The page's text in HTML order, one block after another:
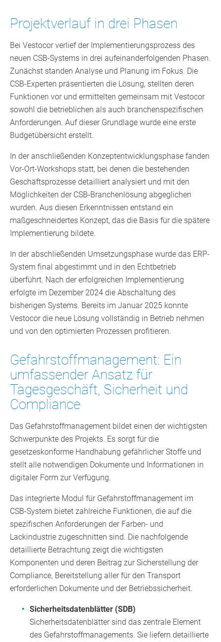
Projektverlauf in drei Phasen
Bei Vestocor verlief der Implementierungsprozess des
neuen CSB-Systems in drei aufeinanderfolgenden Phasen.
Zunächst standen Analyse und Planung im Fokus. Die
CSB-Experten präsentierten die Lösung, stellten deren
Funktionen vor und ermittelten gemeinsam mit Vestocor
sowohl die betrieblichen als auch branchenspezifischen
Anforderungen. Auf dieser Grundlage wurde eine erste
Budgetübersicht erstellt.
In der anschließenden Konzeptentwicklungsphase fanden
Vor-Ort-Workshops statt, bei denen die bestehenden
Geschäftsprozesse detailliert analysiert und mit den
Möglichkeiten der CSB-Branchenlösung abgeglichen
wurden. Aus diesen Erkenntnissen entstand ein
maßgeschneidertes Konzept, das die Basis für die spätere
Implementierung bildete.
In der abschließenden Umsetzungsphase wurde das ERP-
System final abgestimmt und in den Echtbetrieb
überführt. Nach der erfolgreichen Implementierung
erfolgte im Dezember 2024 die Abschaltung des
bisherigen Systems. Bereits im Januar 2025 konnte
Vestocor die neue Lösung vollständig in Betrieb nehmen
und von den optimierten Prozessen profitieren.
Gefahrstoffmanagement: Ein
umfassender Ansatz für
Tagesgeschäft, Sicherheit und
Compliance
Das Gefahrstoffmanagement bildet einen der wichtigsten
Schwerpunkte des Projekts. Es sorgt für die
gesetzeskonforme Handhabung gefährlicher Stoffe und
stellt alle notwendigen Dokumente und Informationen in
digitaler Form zur Verfügung.
Das integrierte Modul für Gefahrstoffmanagement im
CSB-System bietet zahlreiche Funktionen, die auf die
spezifischen Anforderungen der Farben- und
Lackindustrie zugeschnitten sind. Die nachfolgende
detaillierte Betrachtung zeigt die wichtigsten
Komponenten und deren Beitrag zur Sicherstellung der
Compliance, Bereitstellung aller für den Transport
erforderlichen Dokumente und der Betriebssicherheit.
Sicherheitsdatenblätter (SDB)
Sicherheitsdatenblätter sind das zentrale Element
des Gefahrstoffmanagements. Sie liefern detaillierte